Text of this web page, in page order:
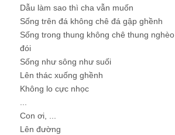
Dẫu làm sao thì cha vẫn muốn
Sống trên đá không chê đá gập ghềnh
Sống trong thung không chê thung nghèo
đói
Sống như sông như suối
Lên thác xuống ghềnh
Không lo cực nhọc
Con ơi, ...
Lên đường